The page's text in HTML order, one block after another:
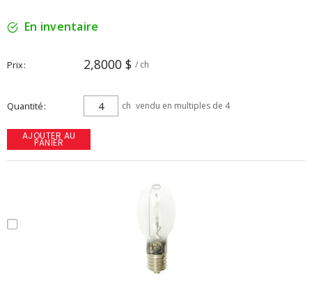
En inventaire
Prix 2,8000 $ / ch
Quantité ch vendu en multiples de 4
AJOUTER AU
PANIER